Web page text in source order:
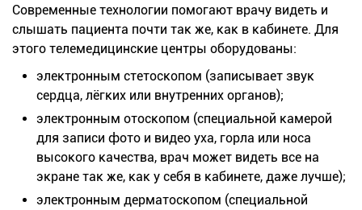
Современные технологии помогают врачу видеть и
слышать пациента почти так же, как в кабинете. Для
этого телемедицинские центры оборудованы:
электронным стетоскопом (записывает звук
сердца, лёгких или внутренних органов);
электронным отоскопом (специальной камерой
для записи фото и видео уха, горла или носа
высокого качества, врач может видеть все на
экране так же, как у себя в кабинете, даже лучше);
электронным дерматоскопом (специальной